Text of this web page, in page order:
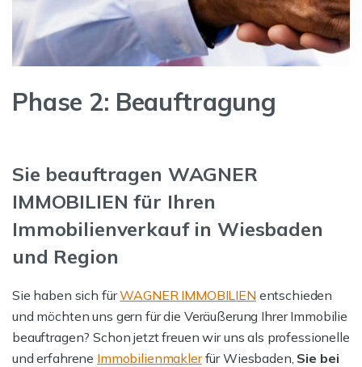
Phase 2: Beauftragung
Sie beauftragen WAGNER
IMMOBILIEN für Ihren
Immobilienverkauf in Wiesbaden
und Region
Sie haben sich fürWAGNER IMMOBILIEN entschieden
und möchten uns gern für die Veräußerung Ihrer Immobilie
beauftragen? Schon jetzt freuen wir uns als professionelle
und erfahrene Immobilienmaklerfür Wiesbaden, Sie bei